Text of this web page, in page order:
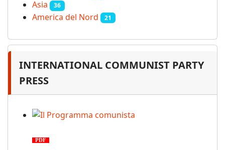
Asia 36
America del Nord 21
INTERNATIONAL COMMUNIST PARTY
PRESS
PDF